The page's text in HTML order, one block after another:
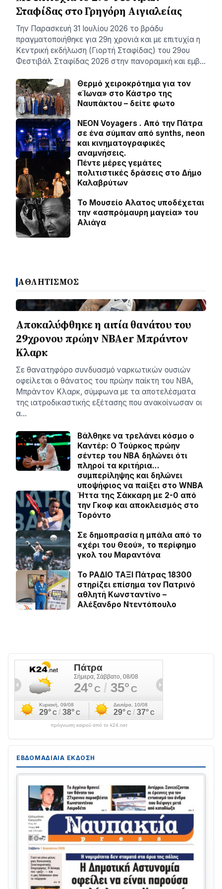
Σταφίδας στο Γρηγόρη Aιγιαλείας
Την Παρασκευή 31 Ιουλίου 2026 το βράδυ
πραγματοποιήθηκε για 29η χρονιά και με επιτυχία η
Κεντρική εκδήλωση (Γιορτή Σταφίδας) του 29ου
Φεστιβάλ Σταφίδας 2026 στην πανοραμική και εμβ…
Θερμό χειροκρότημα για τον
«Ίωνα» στο Κάστρο της
Ναυπάκτου – δείτε φωτο
NEON Voyagers . Από την Πάτρα
σε ένα σύμπαν από synths, neon
και κινηματογραφικές
αναμνήσεις.
Πέντε μέρες γεμάτες
πολιτιστικές δράσεις στο Δήμο
Καλαβρύτων
Το Μουσείο Αλατος υποδέχεται
την «ασπρόμαυρη μαγεία» του
Αλιάγα
ΑΘΛΗΤΙΣΜΟΣ
Αποκαλύφθηκε η αιτία θανάτου του
29χρονου πρώην NBAer Μπράντον
Κλαρκ
Σε θανατηφόρο συνδυασμό ναρκωτικών ουσιών
οφείλεται ο θάνατος του πρώην παίκτη του NBA,
Μπράντον Κλαρκ, σύμφωνα με τα αποτελέσματα
της ιατροδικαστικής εξέτασης που ανακοίνωσαν οι
α…
Βάλθηκε να τρελάνει κόσμο ο
Καντέρ: Ο Τούρκος πρώην
σέντερ του NBA δηλώνει ότι
πληροί τα κριτήρια…
συμπερίληψης και δηλώνει
υποψήφιος να παίξει στο WNBA
Ήττα της Σάκκαρη με 2-0 από
την Γκοφ και αποκλεισμός στο
Τορόντο
Σε δημοπρασία η μπάλα από το
«χέρι του Θεού», το περίφημο
γκολ του Μαραντόνα
Το ΡΑΔΙΟ ΤΑΞΙ Πάτρας 18300
στηρίζει επίσημα τον Πατρινό
αθλητή Κωνσταντίνο –
Αλέξανδρο Ντεντόπουλο
πρόγνωση καιρού από το k24.net